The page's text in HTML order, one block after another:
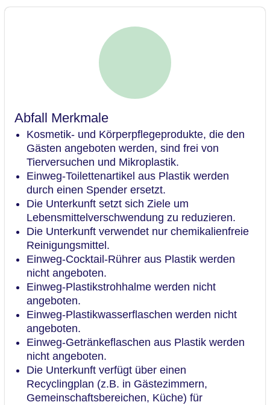
Abfall Merkmale
Kosmetik- und Körperpflegeprodukte, die den
Gästen angeboten werden, sind frei von
Tierversuchen und Mikroplastik.
Einweg-Toilettenartikel aus Plastik werden
durch einen Spender ersetzt.
Die Unterkunft setzt sich Ziele um
Lebensmittelverschwendung zu reduzieren.
Die Unterkunft verwendet nur chemikalienfreie
Reinigungsmittel.
Einweg-Cocktail-Rührer aus Plastik werden
nicht angeboten.
Einweg-Plastikstrohhalme werden nicht
angeboten.
Einweg-Plastikwasserflaschen werden nicht
angeboten.
Einweg-Getränkeflaschen aus Plastik werden
nicht angeboten.
Die Unterkunft verfügt über einen
Recyclingplan (z.B. in Gästezimmern,
Gemeinschaftsbereichen, Küche) für